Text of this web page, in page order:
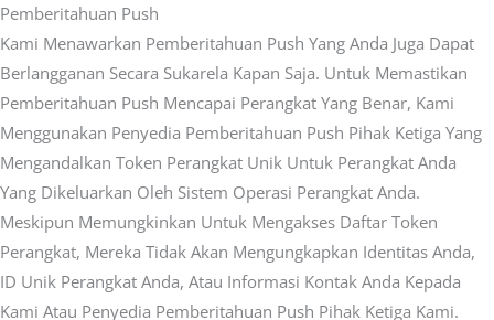
Pemberitahuan Push
Kami Menawarkan Pemberitahuan Push Yang Anda Juga Dapat
Berlangganan Secara Sukarela Kapan Saja. Untuk Memastikan
Pemberitahuan Push Mencapai Perangkat Yang Benar, Kami
Menggunakan Penyedia Pemberitahuan Push Pihak Ketiga Yang
Mengandalkan Token Perangkat Unik Untuk Perangkat Anda
Yang Dikeluarkan Oleh Sistem Operasi Perangkat Anda.
Meskipun Memungkinkan Untuk Mengakses Daftar Token
Perangkat, Mereka Tidak Akan Mengungkapkan Identitas Anda,
ID Unik Perangkat Anda, Atau Informasi Kontak Anda Kepada
Kami Atau Penyedia Pemberitahuan Push Pihak Ketiga Kami.